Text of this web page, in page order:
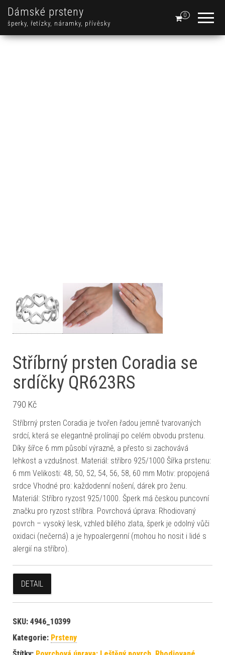
Dámské prsteny
šperky, řetízky, náramky, přívěsky
0
Stříbrný prsten Coradia se
srdíčky QR623RS
790 Kč
Stříbrný prsten Coradia je tvořen řadou jemně tvarovaných
srdcí, která se elegantně prolínají po celém obvodu prstenu.
Díky šířce 6 mm působí výrazně, a přesto si zachovává
lehkost a vzdušnost. Materiál: stříbro 925/1000 Šířka prstenu:
6 mm Velikosti: 48, 50, 52, 54, 56, 58, 60 mm Motiv: propojená
srdce Vhodné pro: každodenní nošení, dárek pro ženu.
Materiál: Stříbro ryzost 925/1000. Šperk má českou puncovní
značku pro ryzost stříbra. Povrchová úprava: Rhodiovaný
povrch – vysoký lesk, vzhled bílého zlata, šperk je odolný vůči
oxidaci (nečerná) a je hypoalergenní (mohou ho nosit i lidé s
alergií na stříbro).
DETAIL
SKU: 4946_10399
Kategorie: Prsteny